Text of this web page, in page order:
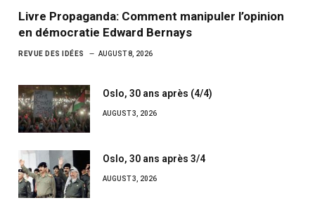
Livre Propaganda: Comment manipuler l’opinion
en démocratie Edward Bernays
REVUE DES IDÉES AUGUST 8, 2026
Oslo, 30 ans après (4/4)
AUGUST 3, 2026
Oslo, 30 ans après 3/4
AUGUST 3, 2026